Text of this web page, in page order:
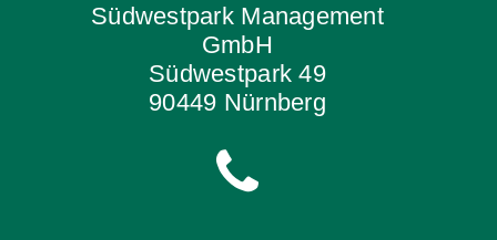
Südwestpark Management
GmbH
Südwestpark 49
90449 Nürnberg